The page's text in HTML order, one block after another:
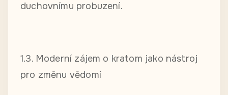
duchovnímu probuzení.
1.3. Moderní zájem o kratom jako nástroj
pro změnu vědomí